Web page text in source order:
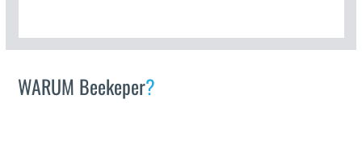
WARUM Beekeper?